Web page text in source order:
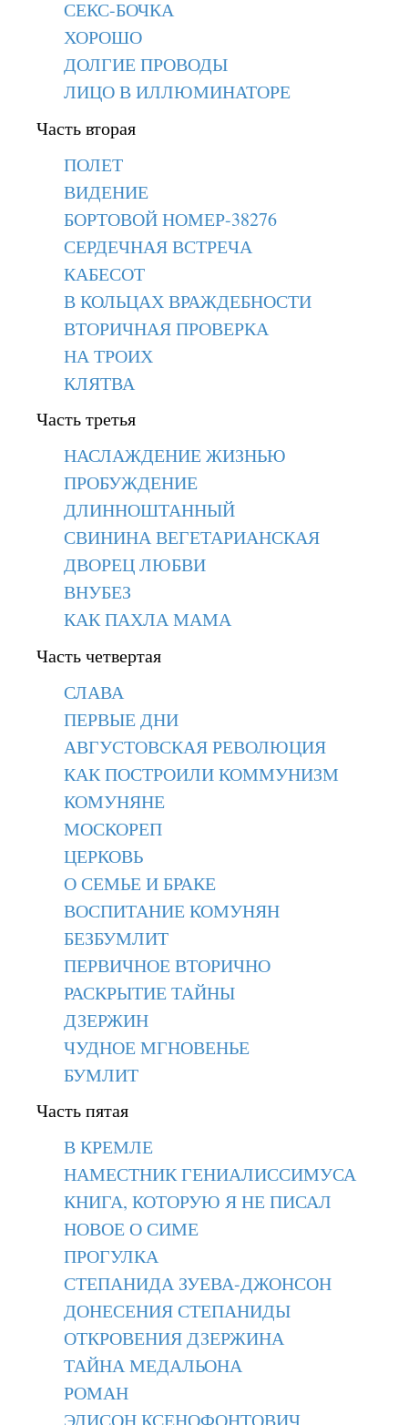
СЕКС-БОЧКА
ХОРОШО
ДОЛГИЕ ПРОВОДЫ
ЛИЦО В ИЛЛЮМИНАТОРЕ
Часть вторая
ПОЛЕТ
ВИДЕНИЕ
БОРТОВОЙ НОМЕР-38276
СЕРДЕЧНАЯ ВСТРЕЧА
КАБЕСОТ
В КОЛЬЦАХ ВРАЖДЕБНОСТИ
ВТОРИЧНАЯ ПРОВЕРКА
НА ТРОИХ
КЛЯТВА
Часть третья
НАСЛАЖДЕНИЕ ЖИЗНЬЮ
ПРОБУЖДЕНИЕ
ДЛИННОШТАННЫЙ
СВИНИНА ВЕГЕТАРИАНСКАЯ
ДВОРЕЦ ЛЮБВИ
ВНУБЕЗ
КАК ПАХЛА МАМА
Часть четвертая
СЛАВА
ПЕРВЫЕ ДНИ
АВГУСТОВСКАЯ РЕВОЛЮЦИЯ
КАК ПОСТРОИЛИ КОММУНИЗМ
КОМУНЯНЕ
МОСКОРЕП
ЦЕРКОВЬ
О СЕМЬЕ И БРАКЕ
ВОСПИТАНИЕ КОМУНЯН
БЕЗБУМЛИТ
ПЕРВИЧНОЕ ВТОРИЧНО
РАСКРЫТИЕ ТАЙНЫ
ДЗЕРЖИН
ЧУДНОЕ МГНОВЕНЬЕ
БУМЛИТ
Часть пятая
В КРЕМЛЕ
НАМЕСТНИК ГЕНИАЛИССИМУСА
КНИГА, КОТОРУЮ Я НЕ ПИСАЛ
НОВОЕ О СИМЕ
ПРОГУЛКА
СТЕПАНИДА ЗУЕВА-ДЖОНСОН
ДОНЕСЕНИЯ СТЕПАНИДЫ
ОТКРОВЕНИЯ ДЗЕРЖИНА
ТАЙНА МЕДАЛЬОНА
РОМАН